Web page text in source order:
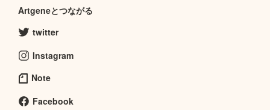
Artgeneとつながる
twitter
Instagram
Note
Facebook